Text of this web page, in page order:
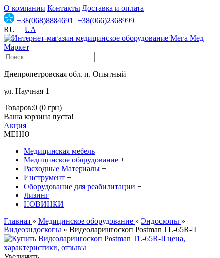
О компании Контакты Доставка и оплата
+38(068)8884691
+38(066)2368999
RU | UA
Днепропетровская обл. п. Опытный
ул. Научная 1
Товаров:0 (0 грн)
Ваша корзина пуста!
Акция
МЕНЮ
Медицинская мебель +
Медицинское оборудование +
Расходные Материалы +
Инструмент +
Оборудование для реабилитации +
Лизинг +
НОВИНКИ +
Главная » Медицинское оборудование » Эндоскопы »
Видеоэндоскопы » Видеоларингоскоп Postman TL-65R-II
Увеличить